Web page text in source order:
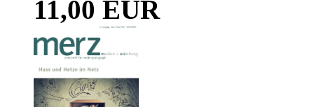
11,00 EUR